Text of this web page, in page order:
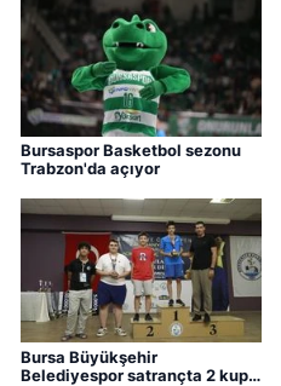
Bursaspor Basketbol sezonu
Trabzon'da açıyor
Bursa Büyükşehir
Belediyespor satrançta 2 kupa